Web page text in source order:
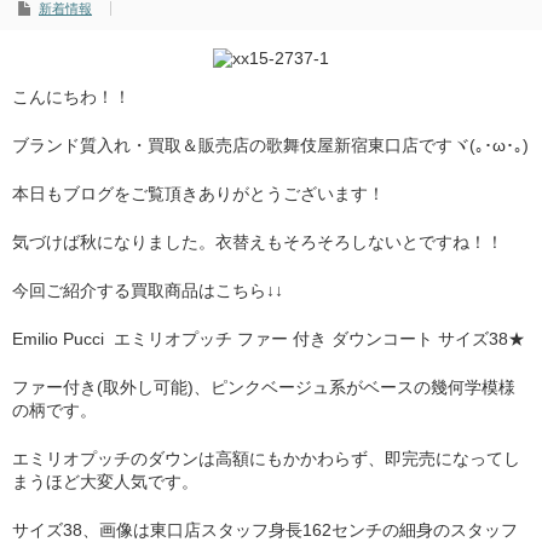
新着情報
こんにちわ！！
ブランド質入れ・買取＆販売店の歌舞伎屋新宿東口店ですヾ(｡･ω･｡)
本日もブログをご覧頂きありがとうございます！
気づけば秋になりました。衣替えもそろそろしないとですね！！
今回ご紹介する買取商品はこちら↓↓
Emilio Pucci エミリオプッチ ファー 付き ダウンコート サイズ38★
ファー付き(取外し可能)、ピンクベージュ系がベースの幾何学模様
の柄です。
エミリオプッチのダウンは高額にもかかわらず、即完売になってし
まうほど大変人気です。
サイズ38、画像は東口店スタッフ身長162センチの細身のスタッフ